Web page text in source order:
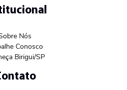
Nós
Conosco
Birigui/SP